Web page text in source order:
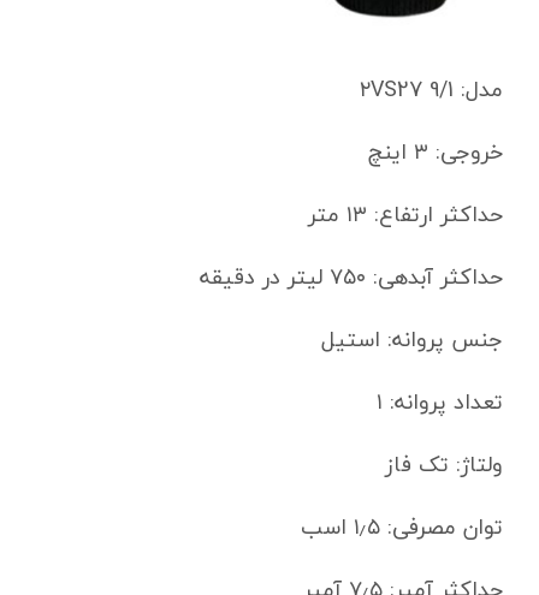
مدل: ۲VS27 9/1
خروجی: ۳ اینچ
حداکثر ارتفاع: ۱۳ متر
حداکثر آبدهی: ۷۵۰ لیتر در دقیقه
جنس پروانه: استیل
تعداد پروانه: ۱
ولتاژ: تک فاز
توان مصرفی: ۱٫۵ اسب